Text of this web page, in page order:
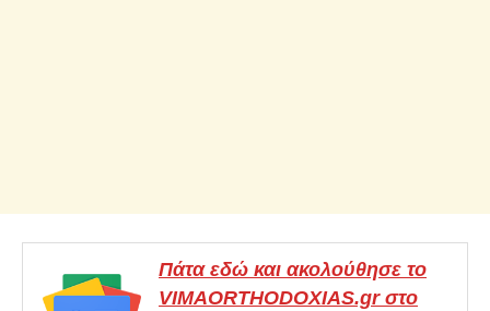
Πάτα εδώ και ακολούθησε το
VIMAORTHODOXIAS.gr στο